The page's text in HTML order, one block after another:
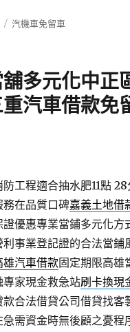
分
汽機車免留車
多元化中正
汽車借款免
工程適合抽水肥11點 28
在品質口碑嘉義土地借
優惠專業當鋪多元化方
利事業登記證的合法當鋪
雄汽車借款固定期限高雄
家現金救急站刷卡換現
合法借貸公司借貸找客
急需資金時無後顧之憂程